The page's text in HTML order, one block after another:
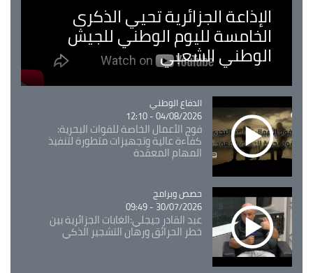
الإذاعة الجزائرية تحيي الذكرى
الخامسة لليوم الوطني للجيش
الوطني الشعبي
Catégorie
الدفاع الوطني
04/08/2026 - 12:10
فوج الأعمال الخاصة للقوات البحرية:
كفاءة عالية وتجهيزات متطورة لتنفيذ
المهام المعقدة
Catégorie
حصص وبرامج
30/07/2026 - 09:49
عبد القادر جيجلي:الغابات الجزائرية بين
خطر الحرائق ورهان التشجير الذكي